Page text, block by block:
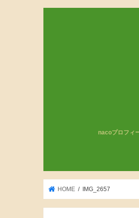
nacoプロフィ
HOME IMG_2657